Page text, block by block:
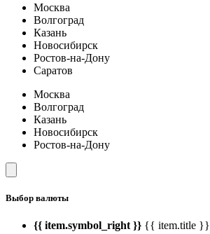
Москва
Волгоград
Казань
Новосибирск
Ростов-на-Дону
Саратов
Москва
Волгоград
Казань
Новосибирск
Ростов-на-Дону
Выбор валюты
{{ item.symbol_right }} {{ item.title }}